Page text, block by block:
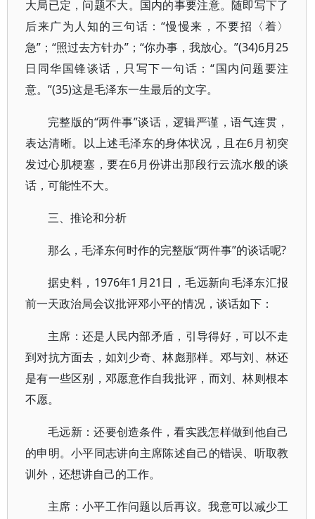
大局已定，问题不大。国内的事要注意。随即写下了
后来广为人知的三句话：“慢慢来，不要招〈着〉
急”；“照过去方针办”；“你办事，我放心。”(34)6月25
日同华国锋谈话，只写下一句话：“国内问题要注
意。”(35)这是毛泽东一生最后的文字。
完整版的“两件事”谈话，逻辑严谨，语气连贯，
表达清晰。以上述毛泽东的身体状况，且在6月初突
发过心肌梗塞，要在6月份讲出那段行云流水般的谈
话，可能性不大。
三、推论和分析
那么，毛泽东何时作的完整版“两件事”的谈话呢?
据史料，1976年1月21日，毛远新向毛泽东汇报
前一天政治局会议批评邓小平的情况，谈话如下：
主席：还是人民内部矛盾，引导得好，可以不走
到对抗方面去，如刘少奇、林彪那样。邓与刘、林还
是有一些区别，邓愿意作自我批评，而刘、林则根本
不愿。
毛远新：还要创造条件，看实践怎样做到他自己
的申明。小平同志讲向主席陈述自己的错误、听取教
训外，还想讲自己的工作。
主席：小平工作问题以后再议。我意可以减少工